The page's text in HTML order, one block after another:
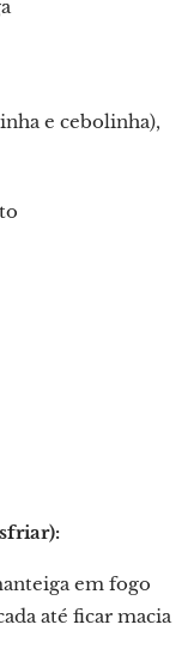
e cebolinha),
em fogo
até ficar macia